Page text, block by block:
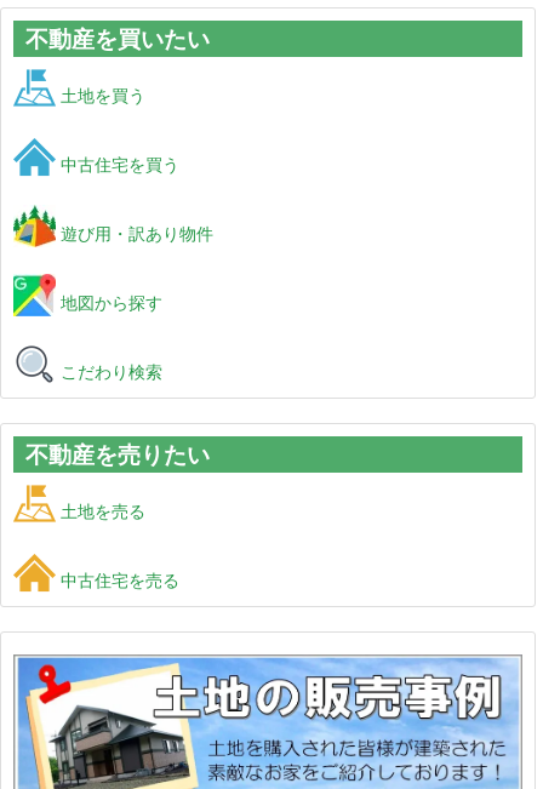
不動産を買いたい
土地を買う
中古住宅を買う
遊び用・訳あり物件
地図から探す
こだわり検索
不動産を売りたい
土地を売る
中古住宅を売る